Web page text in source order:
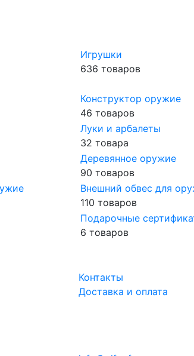
Игрушки
636 товаров
Конструктор оружие
46 товаров
Луки и арбалеты
32 товара
Деревянное оружие
90 товаров
Внешний обвес для
110 товаров
Подарочные
6 товаров
Контакты
Доставка и оплата